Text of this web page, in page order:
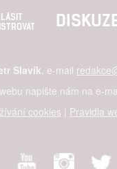
Slavík , e-mail
napište nám na e-
cookies | Pravidla